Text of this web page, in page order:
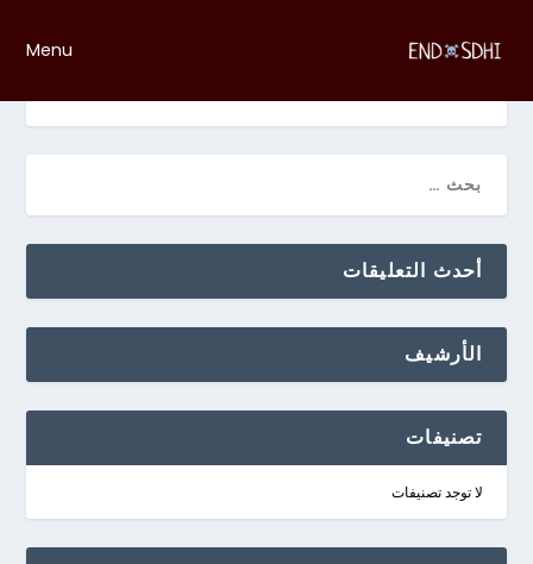
Menu
أحدث التعليقات
الأرشيف
تصنيفات
لا توجد تصنيفات